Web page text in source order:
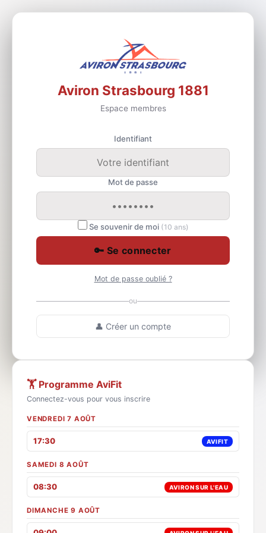
Aviron Strasbourg 1881
Espace membres
Identifiant
Mot de passe
Se souvenir de moi (10 ans)
🔑 Se connecter
Mot de passe oublié ?
ou
👤 Créer un compte
🏋️ Programme AviFit
Connectez-vous pour vous inscrire
VENDREDI 7 AOÛT
17:30 AVIFIT
SAMEDI 8 AOÛT
08:30 AVIRON SUR L'EAU
DIMANCHE 9 AOÛT